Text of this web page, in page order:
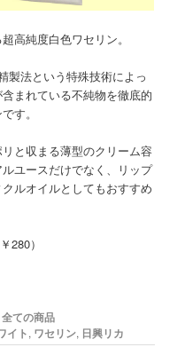
高純度白色ワセリン。
製法という特殊技術によっ
まれている不純物を徹底的
す。
と収まる薄型のクリーム容
ユースだけでなく、リップ
ルオイルとしてもおすすめ
）
全ての商品
イト, ワセリン, 日興リカ